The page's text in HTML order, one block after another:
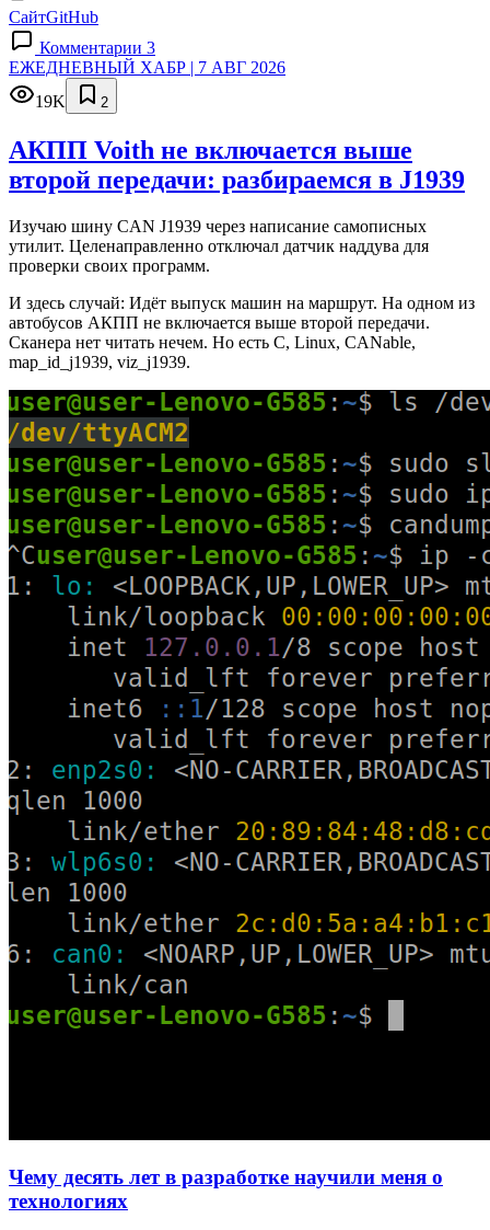
СайтGitHub
Комментарии 3
ЕЖЕДНЕВНЫЙ ХАБР | 7 АВГ 2026
19K
2
АКПП Voith не включается выше
второй передачи: разбираемся в J1939
Изучаю шину CAN J1939 через написание самописных
утилит. Целенаправленно отключал датчик наддува для
проверки своих программ.
И здесь случай: Идёт выпуск машин на маршрут. На одном из
автобусов АКПП не включается выше второй передачи.
Сканера нет читать нечем. Но есть C, Linux, CANable,
map_id_j1939, viz_j1939.
Чему десять лет в разработке научили меня о
технологиях